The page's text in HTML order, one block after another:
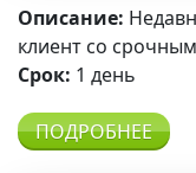
Описание:
клиент со
Срок: 1 день
ПОДРОБНЕЕ